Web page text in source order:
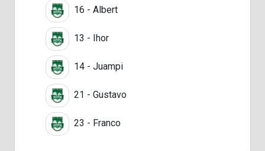
16 - Albert
13 - Ihor
14 - Juampi
21 - Gustavo
23 - Franco